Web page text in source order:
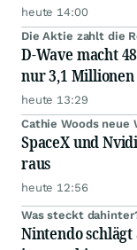
heute 14:00
Die Aktie zahlt die
D-Wave macht
nur 3,1 Millionen
heute 13:29
Cathie Woods neue
SpaceX und
raus
heute 12:56
Was steckt
Nintendo